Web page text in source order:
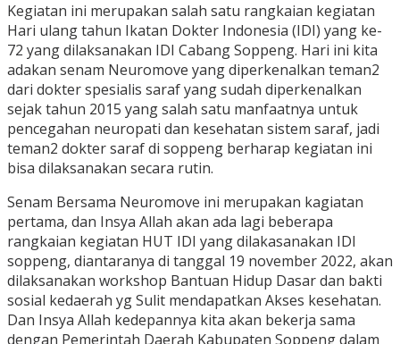
Kegiatan ini merupakan salah satu rangkaian kegiatan
Hari ulang tahun Ikatan Dokter Indonesia (IDI) yang ke-
72 yang dilaksanakan IDI Cabang Soppeng. Hari ini kita
adakan senam Neuromove yang diperkenalkan teman2
dari dokter spesialis saraf yang sudah diperkenalkan
sejak tahun 2015 yang salah satu manfaatnya untuk
pencegahan neuropati dan kesehatan sistem saraf, jadi
teman2 dokter saraf di soppeng berharap kegiatan ini
bisa dilaksanakan secara rutin.
Senam Bersama Neuromove ini merupakan kagiatan
pertama, dan Insya Allah akan ada lagi beberapa
rangkaian kegiatan HUT IDI yang dilakasanakan IDI
soppeng, diantaranya di tanggal 19 november 2022, akan
dilaksanakan workshop Bantuan Hidup Dasar dan bakti
sosial kedaerah yg Sulit mendapatkan Akses kesehatan.
Dan Insya Allah kedepannya kita akan bekerja sama
dengan Pemerintah Daerah Kabupaten Soppeng dalam